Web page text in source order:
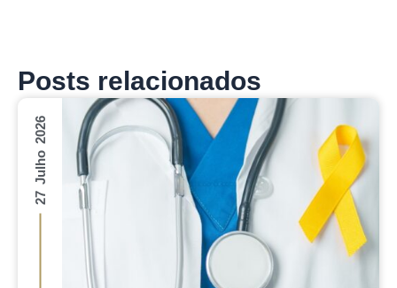
Posts relacionados
27 Julho 2026